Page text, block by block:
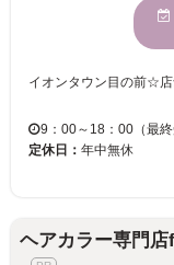
9：00～18：00（最
定休日： 年中無休
ヘアカラー専門